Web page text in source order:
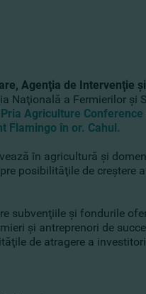
Agenţia de Intervenţie
Naţională a Fermierilor şi
Pria Agriculture Conference
Flamingo în or. Cahul.
în agricultură şi
posibilităţile de creştere
subvenţiile şi fondurile
şi antreprenori de
de atragere a